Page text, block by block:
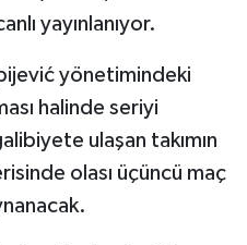
yayınlanıyor.
yönetimindeki
halinde seriyi
ulaşan takımın
olası üçüncü maç